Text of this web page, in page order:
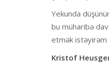
Yekunda
bu müharibə
etmək istəyirəm
Kristof